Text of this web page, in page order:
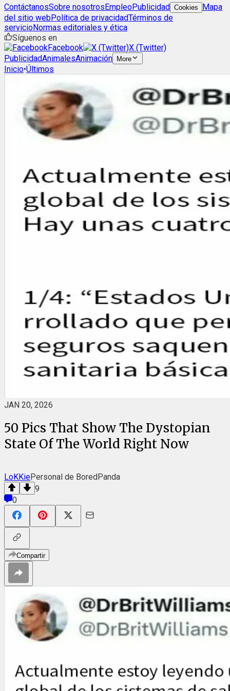
ContáctanosSobre nosotrosEmpleoPublicidad Cookies
Mapa
del sitio webPolítica de privacidadTérminos de
servicioNormas editoriales y ética
Síguenos en
Facebook
X (Twitter)
PublicidadAnimalesAnimación More
Inicio•Últimos
JAN 20, 2026
50 Pics That Show The Dystopian
State Of The World Right Now
LoKKiePersonal de BoredPanda
9
0
Compartir